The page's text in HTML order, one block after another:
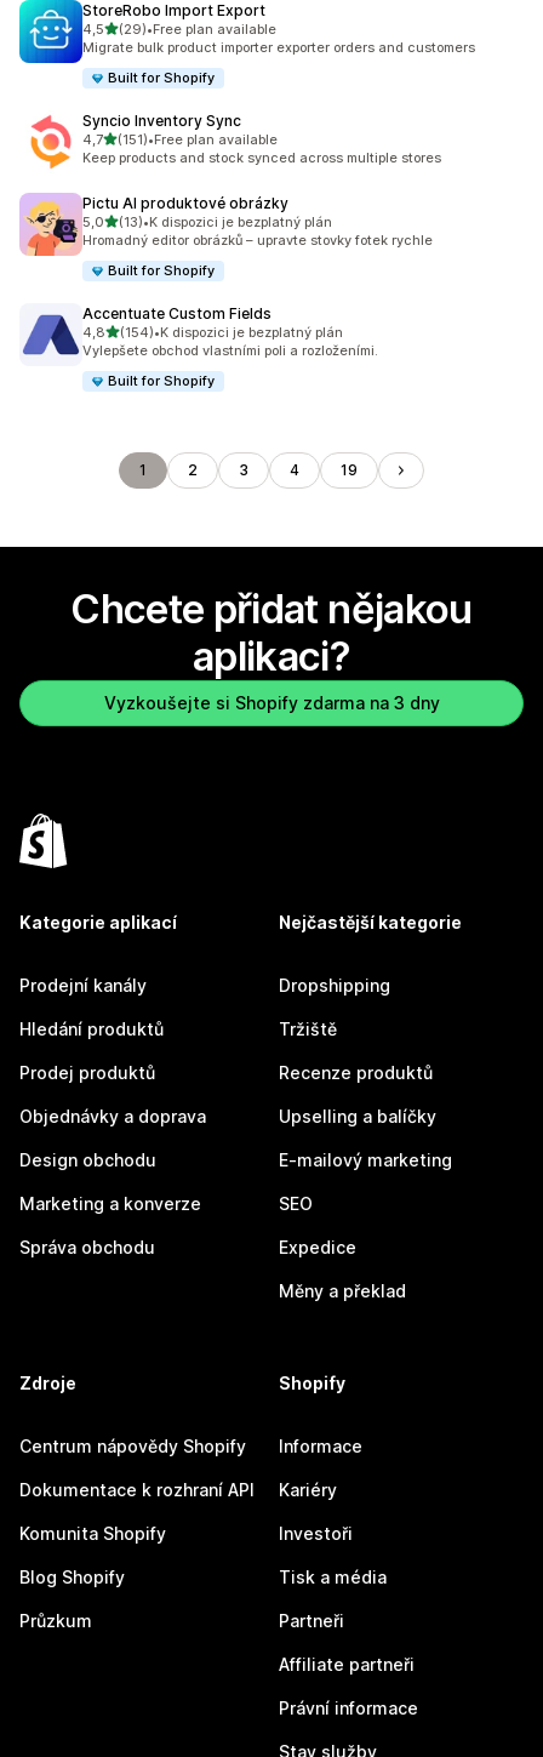
StoreRobo Import Export
4,5z 5 hvězd
(29)
Celkový počet recenzí: 29
•Free plan available
Migrate bulk product importer exporter orders and customers
Built for Shopify
Syncio Inventory Sync
4,7z 5 hvězd
(151)
Celkový počet recenzí: 151
•Free plan available
Keep products and stock synced across multiple stores
Pictu AI produktové obrázky
5,0z 5 hvězd
(13)
Celkový počet recenzí: 13
•K dispozici je bezplatný plán
Hromadný editor obrázků – upravte stovky fotek rychle
Built for Shopify
Accentuate Custom Fields
4,8z 5 hvězd
(154)
Celkový počet recenzí: 154
•K dispozici je bezplatný plán
Vylepšete obchod vlastními poli a rozloženími.
Built for Shopify
1 2 3 4 19
Chcete přidat nějakou
aplikaci?
Vyzkoušejte si Shopify zdarma na 3 dny
Kategorie aplikací
Prodejní kanály
Hledání produktů
Prodej produktů
Objednávky a doprava
Design obchodu
Marketing a konverze
Správa obchodu
Nejčastější kategorie
Dropshipping
Tržiště
Recenze produktů
Upselling a balíčky
E-mailový marketing
SEO
Expedice
Měny a překlad
Zdroje
Centrum nápovědy Shopify
Dokumentace k rozhraní API
Komunita Shopify
Blog Shopify
Průzkum
Shopify
Informace
Kariéry
Investoři
Tisk a média
Partneři
Affiliate partneři
Právní informace
Stav služby